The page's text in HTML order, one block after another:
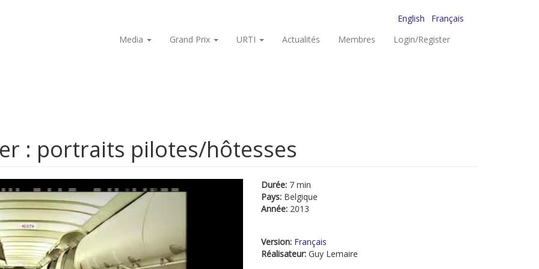
English
Français
Media
Grand Prix URTI Actualités Membres Login/Register
: portraits pilotes/hôtesses
Durée: 7 min
Pays: Belgique
Année: 2013
Version: Français
Réalisateur: Guy Lemaire